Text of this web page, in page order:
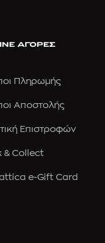
ΑΓΟΡΕΣ
Πληρωμής
Αποστολής
Επιστροφών
& Collect
e-Gift Card